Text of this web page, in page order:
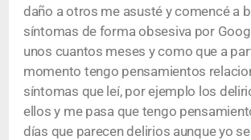
daño a otros me asusté y comencé a
síntomas de forma obsesiva por
unos cuantos meses y como que a
momento tengo pensamientos
síntomas que leí, por ejemplo los
ellos y me pasa que tengo
días que parecen delirios aunque yo